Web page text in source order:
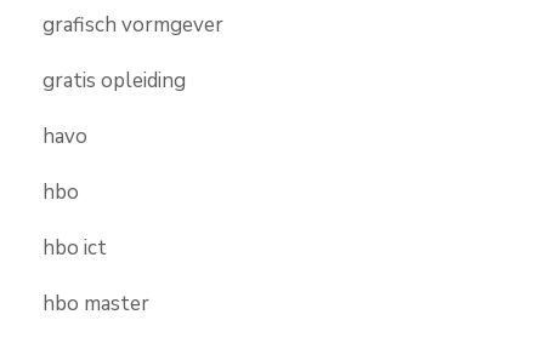
grafisch vormgever
gratis opleiding
havo
hbo
hbo ict
hbo master